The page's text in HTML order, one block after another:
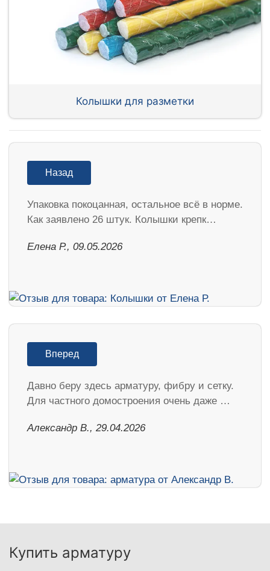
Колышки для разметки
Назад
Упаковка покоцанная, остальное всё в норме.
Как заявлено 26 штук. Колышки крепк…
Елена Р., 09.05.2026
Вперед
Давно беру здесь арматуру, фибру и сетку.
Для частного домостроения очень даже …
Александр В., 29.04.2026
Купить арматуру